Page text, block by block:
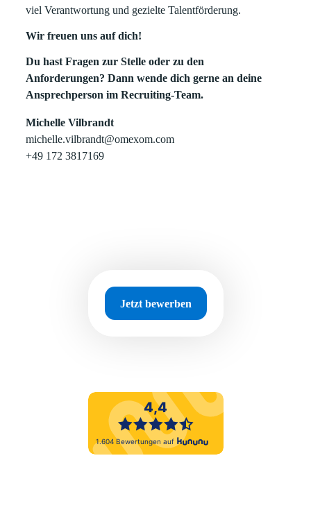
viel Verantwortung und gezielte Talentförderung.
Wir freuen uns auf dich!
Du hast Fragen zur Stelle oder zu den
Anforderungen? Dann wende dich gerne an deine
Ansprechperson im Recruiting-Team.
Michelle Vilbrandt
michelle.vilbrandt@omexom.com
+49 172 3817169
Jetzt bewerben